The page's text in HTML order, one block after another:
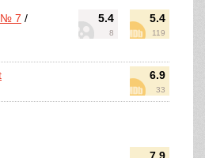
5.4
8
5.4
119
№ 7 /
6.9
33